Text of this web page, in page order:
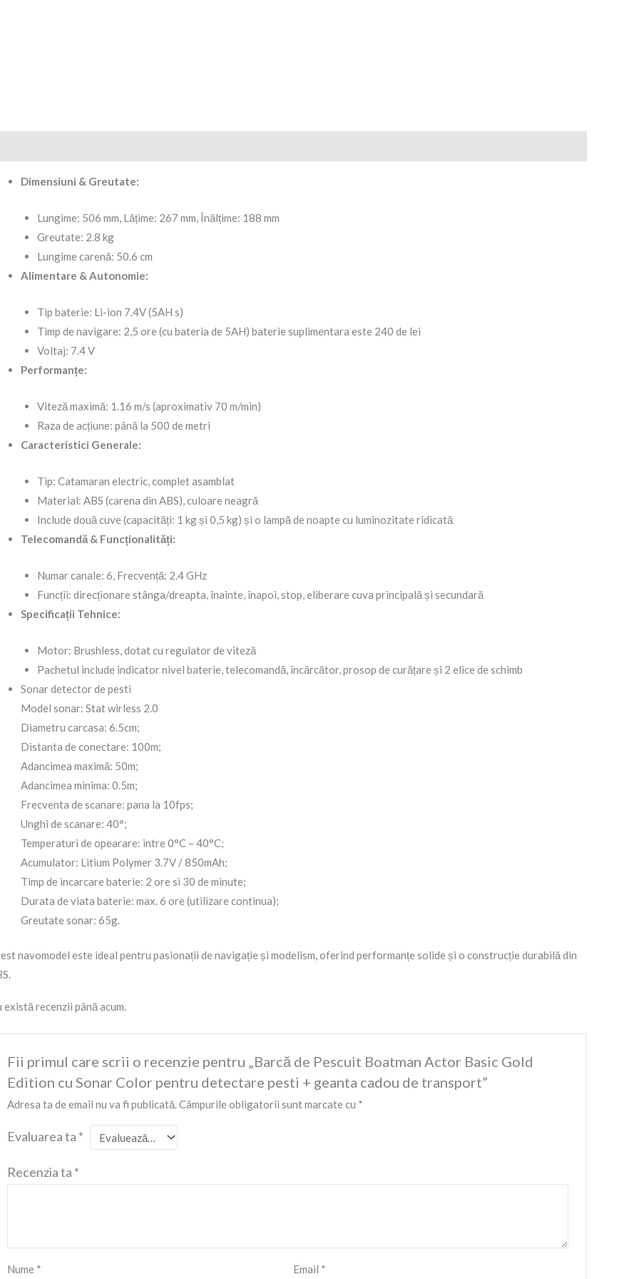
Dimensiuni & Greutate:
Lungime: 506 mm, Lățime: 267 mm, Înălțime: 188 mm
Greutate: 2.8 kg
Lungime carenă: 50.6 cm
Alimentare & Autonomie:
Tip baterie: Li-ion 7.4V (5AH s)
Timp de navigare: 2,5 ore (cu bateria de 5AH) baterie suplimentara este 240 de lei
Voltaj: 7.4 V
Performanțe:
Viteză maximă: 1.16 m/s (aproximativ 70 m/min)
Raza de acțiune: până la 500 de metri
Caracteristici Generale:
Tip: Catamaran electric, complet asamblat
Material: ABS (carena din ABS), culoare neagră
Include două cuve (capacități: 1 kg și 0,5 kg) și o lampă de noapte cu luminozitate ridicată
Telecomandă & Funcționalități:
Numar canale: 6, Frecvență: 2.4 GHz
Funcții: direcționare stânga/dreapta, înainte, înapoi, stop, eliberare cuva principală și secundară
Specificații Tehnice:
Motor: Brushless, dotat cu regulator de viteză
Pachetul include indicator nivel baterie, telecomandă, încărcător, prosop de curățare și 2 elice de schimb
Sonar detector de pesti
Model sonar: Stat wirless 2.0
Diametru carcasa: 6.5cm;
Distanta de conectare: 100m;
Adancimea maximă: 50m;
Adancimea minima: 0.5m;
Frecventa de scanare: pana la 10fps;
Unghi de scanare: 40°;
Temperaturi de opearare: intre 0°C – 40°C;
Acumulator: Litium Polymer 3.7V / 850mAh;
Timp de incarcare baterie: 2 ore si 30 de minute;
Durata de viata baterie: max. 6 ore (utilizare continua);
Greutate sonar: 65g.
navomodel este ideal pentru pasionații de navigație și modelism, oferind performanțe solide și o construcție durabilă din
există recenzii până acum.
Fii primul care scrii o recenzie pentru „Barcă de Pescuit Boatman Actor Basic Gold
Edition cu Sonar Color pentru detectare pesti + geanta cadou de transport”
Adresa ta de email nu va fi publicată.Câmpurile obligatorii sunt marcate cu *
Evaluarea ta *
Recenzia ta *
Nume * Email *